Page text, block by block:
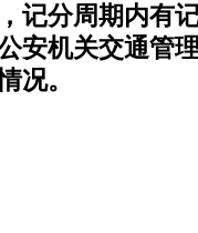
记分周期内有
安机关交通管
况。